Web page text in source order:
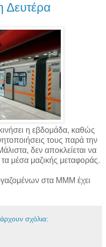
Δευτέρα
η εβδομάδα, καθώς
τους παρά την
δεν αποκλείεται να
μέσα μαζικής μεταφοράς.
στα ΜΜΜ έχει
σχόλια: